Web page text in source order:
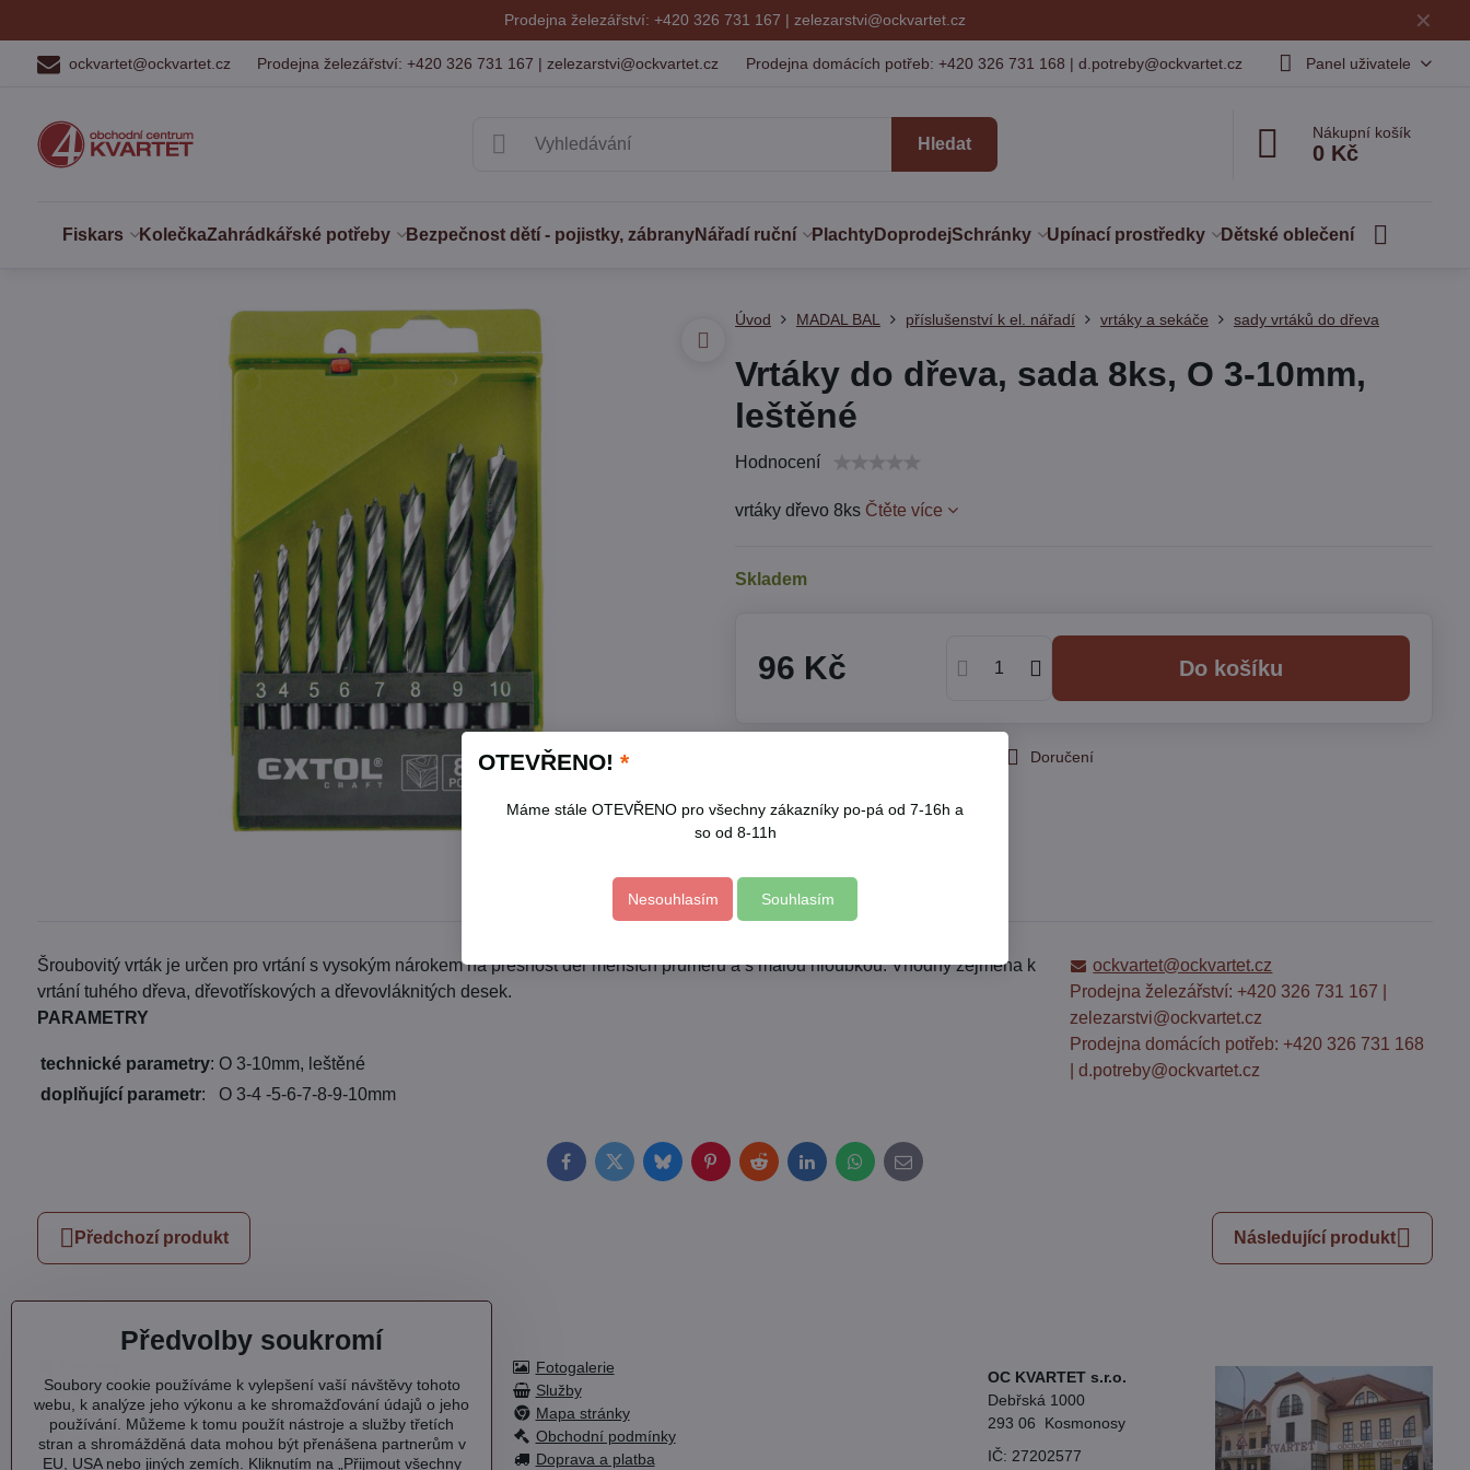
✕
Prodejna železářství: +420 326 731 167 | zelezarstvi@ockvartet.cz
ockvartet@ockvartet.cz Prodejna železářství: +420 326 731 167 | zelezarstvi@ockvartet.cz Prodejna domácích potřeb: +420 326 731 168 | d.potreby@ockvartet.cz Panel uživatele
Hledat
Nákupní košík
0 Kč
Fiskars KolečkaZahrádkářské potřeby Bezpečnost dětí - pojistky, zábranyNářadí ruční PlachtyDoprodejSchránky Upínací prostředky Dětské oblečení
Úvod MADAL BAL příslušenství k el. nářadí vrtáky a sekáče sady vrtáků do dřeva
Vrtáky do dřeva, sada 8ks, O 3-10mm,
leštěné
Hodnocení
vrtáky dřevo 8ks Čtěte více
Skladem
96 Kč Do košíku
Doručení
Skladové číslo:
Výrobce:
EXTOL CRAFT
Popis
Šroubovitý vrták je určen pro vrtání s vysokým nárokem na přesnost děr menších průměrů a s malou hloubkou. Vhodný zejména k
vrtání tuhého dřeva, dřevotřískových a dřevovláknitých desek.
PARAMETRY
technické parametry: O 3-10mm, leštěné
doplňující parametr: O 3-4 -5-6-7-8-9-10mm
ockvartet@ockvartet.cz
Prodejna železářství: +420 326 731 167 |
zelezarstvi@ockvartet.cz
Prodejna domácích potřeb: +420 326 731 168
| d.potreby@ockvartet.cz
FacebookTwitterBlueskyPinterestRedditLinkedInWhatsApp
E-
mail
Předchozí produkt Následující produkt
Otevírací doba
Profil
Facebook
Fotogalerie
Služby
Mapa stránky
Obchodní podmínky
Doprava a platba
OC KVARTET s.r.o.
Debřská 1000
293 06 Kosmonosy
IČ: 27202577
Předvolby soukromí
Soubory cookie používáme k vylepšení vaší návštěvy tohoto
webu, k analýze jeho výkonu a ke shromažďování údajů o jeho
používání. Můžeme k tomu použít nástroje a služby třetích
stran a shromážděná data mohou být přenášena partnerům v
EU, USA nebo jiných zemích. Kliknutím na „Přijmout všechny
OTEVŘENO! *
Máme stále OTEVŘENO pro všechny zákazníky po-pá od 7-16h a
so od 8-11h
Nesouhlasím Souhlasím